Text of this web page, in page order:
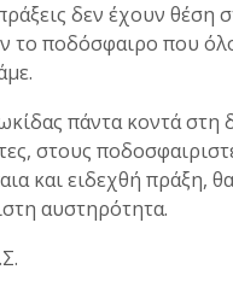
δεν έχουν θέση
το ποδόσφαιρο που
πάντα κοντά στη
στους
και ειδεχθή πράξη,
αυστηρότητα.